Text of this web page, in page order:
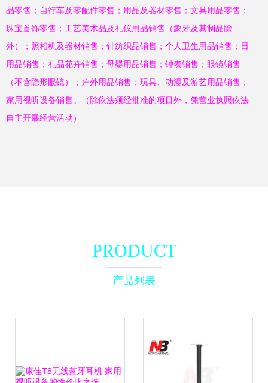
品零售；自行车及零配件零售；用品及器材零售；文具用品零售；
珠宝首饰零售；工艺美术品及礼仪用品销售（象牙及其制品除
外）；照相机及器材销售；针纺织品销售；个人卫生用品销售；日
用品销售；礼品花卉销售；母婴用品销售；钟表销售；眼镜销售
（不含隐形眼镜）；户外用品销售；玩具、动漫及游艺用品销售；
家用视听设备销售。（除依法须经批准的项目外，凭营业执照依法
自主开展经营活动）
PRODUCT
产品列表